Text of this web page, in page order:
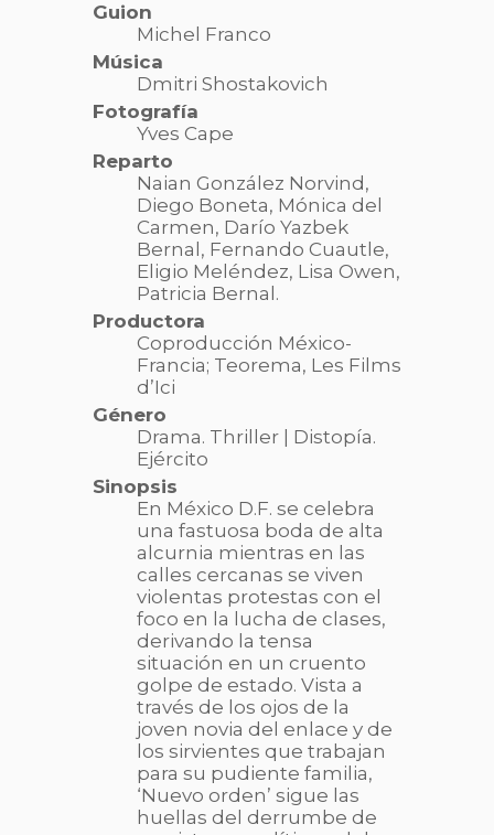
Guion
Michel Franco
Música
Dmitri Shostakovich
Fotografía
Yves Cape
Reparto
Naian González Norvind,
Diego Boneta, Mónica del
Carmen, Darío Yazbek
Bernal, Fernando Cuautle,
Eligio Meléndez, Lisa Owen,
Patricia Bernal.
Productora
Coproducción México-
Francia; Teorema, Les Films
d’Ici
Género
Drama. Thriller | Distopía.
Ejército
Sinopsis
En México D.F. se celebra
una fastuosa boda de alta
alcurnia mientras en las
calles cercanas se viven
violentas protestas con el
foco en la lucha de clases,
derivando la tensa
situación en un cruento
golpe de estado. Vista a
través de los ojos de la
joven novia del enlace y de
los sirvientes que trabajan
para su pudiente familia,
‘Nuevo orden’ sigue las
huellas del derrumbe de